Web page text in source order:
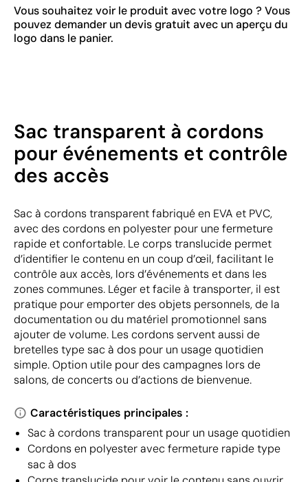
Vous souhaitez voir le produit avec votre logo ? Vous
pouvez demander un devis gratuit avec un aperçu du
logo dans le panier.
Sac transparent à cordons
pour événements et contrôle
des accès
Sac à cordons transparent fabriqué en EVA et PVC,
avec des cordons en polyester pour une fermeture
rapide et confortable. Le corps translucide permet
d’identifier le contenu en un coup d’œil, facilitant le
contrôle aux accès, lors d’événements et dans les
zones communes. Léger et facile à transporter, il est
pratique pour emporter des objets personnels, de la
documentation ou du matériel promotionnel sans
ajouter de volume. Les cordons servent aussi de
bretelles type sac à dos pour un usage quotidien
simple. Option utile pour des campagnes lors de
salons, de concerts ou d’actions de bienvenue.
Caractéristiques principales :
Sac à cordons transparent pour un usage quotidien
Cordons en polyester avec fermeture rapide type
sac à dos